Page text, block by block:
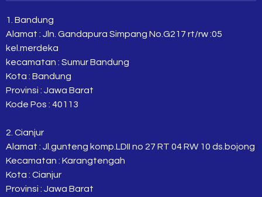
1. Bandung
Alamat : Jln. Gandapura Simpang No.G217 rt/rw :05
kel.merdeka
kecamatan : Sumur Bandung
Kota : Bandung
Provinsi : Jawa Barat
Kode Pos : 40113
2. Cianjur
Alamat : Jl.gunteng komp.LDII no 27 RT 04 RW 10 ds.bojong
Kecamatan : Karangtengah
Kota : Cianjur
Provinsi : Jawa Barat